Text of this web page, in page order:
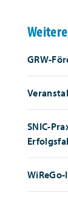
GRW-
SNIC-